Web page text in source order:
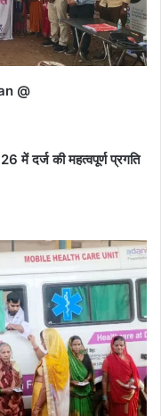
@
में दर्ज की महत्वपूर्ण प्रगति